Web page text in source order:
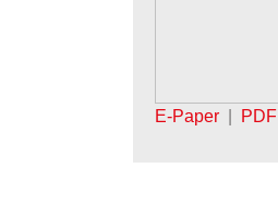
E-Paper PDF